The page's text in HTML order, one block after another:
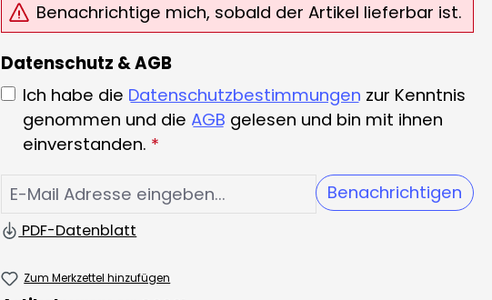
Benachrichtige mich, sobald der Artikel lieferbar ist.
Datenschutz & AGB
Ich habe die Datenschutzbestimmungen zur Kenntnis
genommen und die AGB gelesen und bin mit ihnen
einverstanden. *
Benachrichtigen
PDF-Datenblatt
Zum Merkzettel hinzufügen